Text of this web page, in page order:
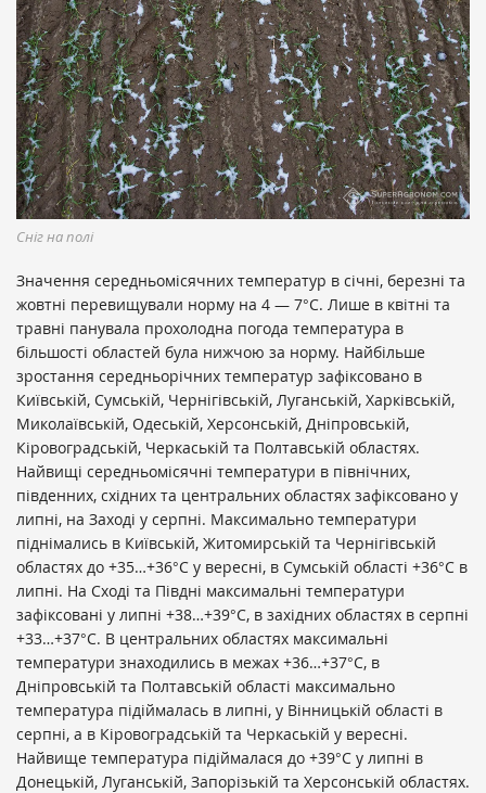
Сніг на полі
Значення середньомісячних температур в січні, березні та
жовтні перевищували норму на 4 — 7°C. Лише в квітні та
травні панувала прохолодна погода температура в
більшості областей була нижчою за норму. Найбільше
зростання середньорічних температур зафіксовано в
Київській, Сумській, Чернігівській, Луганській, Харківській,
Миколаївській, Одеській, Херсонській, Дніпровській,
Кіровоградській, Черкаській та Полтавській областях.
Найвищі середньомісячні температури в північних,
південних, східних та центральних областях зафіксовано у
липні, на Заході у серпні. Максимально температури
піднімались в Київській, Житомирській та Чернігівській
областях до +35…+36°C у вересні, в Сумській області +36°C в
липні. На Сході та Півдні максимальні температури
зафіксовані у липні +38…+39°C, в західних областях в серпні
+33…+37°C. В центральних областях максимальні
температури знаходились в межах +36…+37°C, в
Дніпровській та Полтавській області максимально
температура підіймалась в липні, у Вінницькій області в
серпні, а в Кіровоградській та Черкаській у вересні.
Найвище температура підіймалася до +39°C у липні в
Донецькій, Луганській, Запорізькій та Херсонській областях.